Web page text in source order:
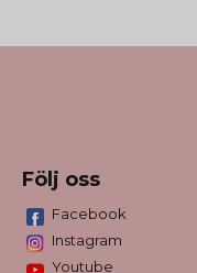
Följ oss
Facebook
Instagram
Youtube